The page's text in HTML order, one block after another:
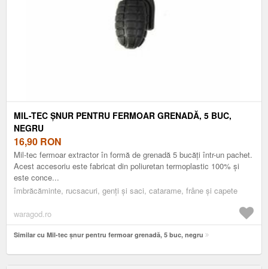
MIL-TEC ȘNUR PENTRU FERMOAR GRENADĂ, 5 BUC,
NEGRU
16,90 RON
Mil-tec fermoar extractor în formă de grenadă 5 bucăți într-un pachet.
Acest accesoriu este fabricat din poliuretan termoplastic 100% și
este conce...
îmbrăcăminte, rucsacuri, genți și saci, catarame, frâne și capete
waragod.ro
Similar cu Mil-tec șnur pentru fermoar grenadă, 5 buc, negru